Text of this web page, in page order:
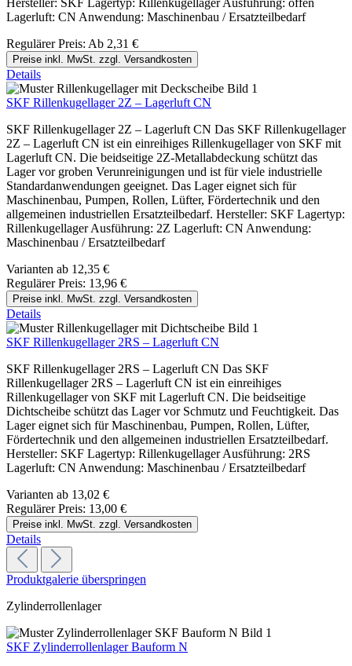
Hersteller: SKF Lagertyp: Rillenkugellager Ausführung: offen
Lagerluft: CN Anwendung: Maschinenbau / Ersatzteilbedarf
Regulärer Preis: Ab 2,31 €
Preise inkl. MwSt. zzgl. Versandkosten
Details
SKF Rillenkugellager 2Z – Lagerluft CN
SKF Rillenkugellager 2Z – Lagerluft CN Das SKF Rillenkugellager
2Z – Lagerluft CN ist ein einreihiges Rillenkugellager von SKF mit
Lagerluft CN. Die beidseitige 2Z-Metallabdeckung schützt das
Lager vor groben Verunreinigungen und ist für viele industrielle
Standardanwendungen geeignet. Das Lager eignet sich für
Maschinenbau, Pumpen, Rollen, Lüfter, Fördertechnik und den
allgemeinen industriellen Ersatzteilbedarf. Hersteller: SKF Lagertyp:
Rillenkugellager Ausführung: 2Z Lagerluft: CN Anwendung:
Maschinenbau / Ersatzteilbedarf
Varianten ab 12,35 €
Regulärer Preis: 13,96 €
Preise inkl. MwSt. zzgl. Versandkosten
Details
SKF Rillenkugellager 2RS – Lagerluft CN
SKF Rillenkugellager 2RS – Lagerluft CN Das SKF
Rillenkugellager 2RS – Lagerluft CN ist ein einreihiges
Rillenkugellager von SKF mit Lagerluft CN. Die beidseitige
Dichtscheibe schützt das Lager vor Schmutz und Feuchtigkeit. Das
Lager eignet sich für Maschinenbau, Pumpen, Rollen, Lüfter,
Fördertechnik und den allgemeinen industriellen Ersatzteilbedarf.
Hersteller: SKF Lagertyp: Rillenkugellager Ausführung: 2RS
Lagerluft: CN Anwendung: Maschinenbau / Ersatzteilbedarf
Varianten ab 13,02 €
Regulärer Preis: 13,00 €
Preise inkl. MwSt. zzgl. Versandkosten
Details
Produktgalerie überspringen
Zylinderrollenlager
SKF Zylinderrollenlager Bauform N